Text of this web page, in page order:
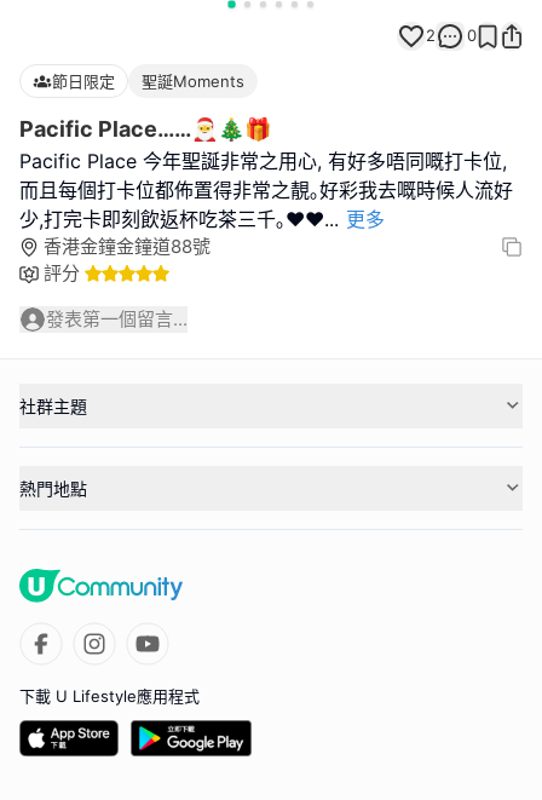
2 0
節日限定 聖誕Moments
Pacific Place……🎅🎄🎁
Pacific Place 今年聖誕非常之用心, 有好多唔同嘅打卡位,
而且每個打卡位都佈置得非常之靚｡好彩我去嘅時候人流好
少,打完卡即刻飲返杯吃茶三千｡❤️❤️... 更多
香港金鐘金鐘道88號
評分
發表第一個留言...
社群主題
熱門地點
下載 U Lifestyle應用程式